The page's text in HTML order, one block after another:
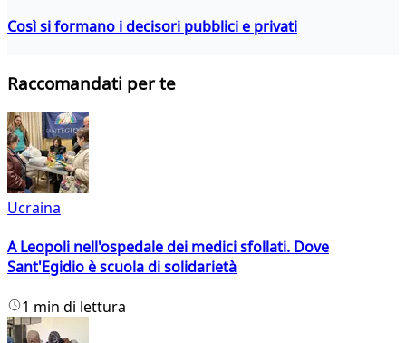
Così si formano i decisori pubblici e privati
Raccomandati per te
Ucraina
A Leopoli nell'ospedale dei medici sfollati. Dove
Sant'Egidio è scuola di solidarietà
1 min di lettura